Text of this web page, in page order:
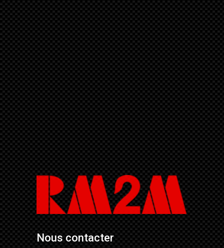
Nous contacter